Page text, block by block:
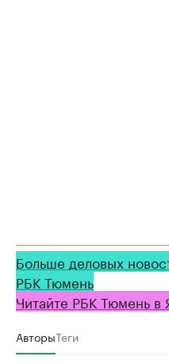
Больше деловых
РБК Тюмень
Читайте РБК Тюмень в
АвторыТеги